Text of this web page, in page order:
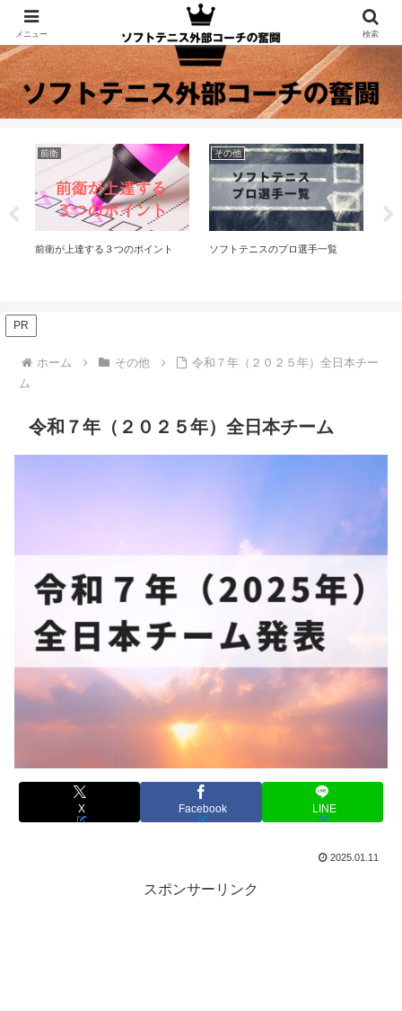
前衛
前衛が上達する３つのポイント
その他
ソフトテニスのプロ選手一覧
PR
ホーム その他
令和７年（２０２５年）全日本チー
ム
令和７年（２０２５年）全日本チーム
X Facebook LINE
2025.01.11
スポンサーリンク
メニュー 検索